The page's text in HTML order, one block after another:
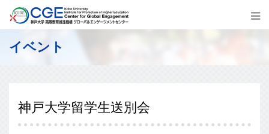
イベント
神戸大学留学生送別会